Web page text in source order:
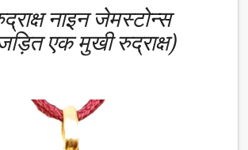
नाइन जेमस्टोन्स
एक मुखी रुद्राक्ष)